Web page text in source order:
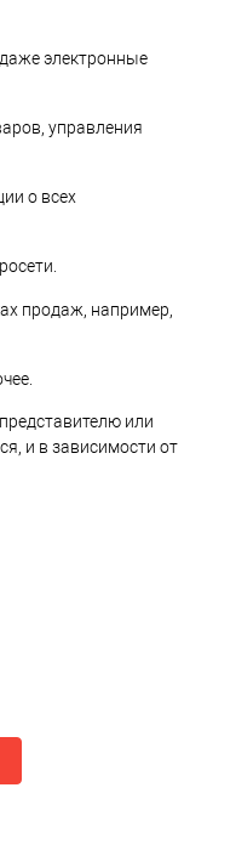
электронные
управления
о всех
продаж, например,
или
и в зависимости от